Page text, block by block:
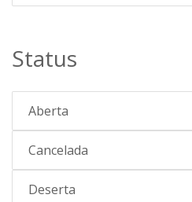
Status
Aberta
Cancelada
Deserta